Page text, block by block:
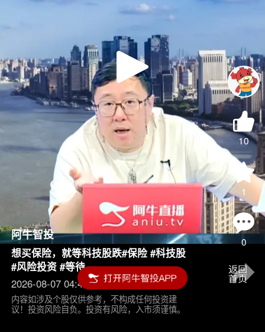
Play
Video
10
1
0
阿牛智投
想买保险，就等科技股跌#保险 #科技股
#风险投资 #等待
2026-08-07 04:45
内容如涉及个股仅供参考，不构成任何投资建
议！投资风险自负。投资有风险，入市须谨慎。